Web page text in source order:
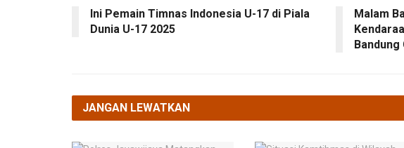
Ini Pemain Timnas Indonesia U-17 di Piala
Dunia U-17 2025
Malam
JANGAN LEWATKAN